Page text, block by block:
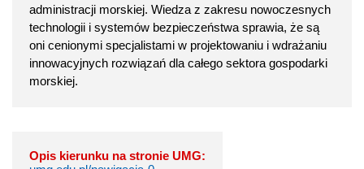
administracji morskiej. Wiedza z zakresu nowoczesnych
technologii i systemów bezpieczeństwa sprawia, że są
oni cenionymi specjalistami w projektowaniu i wdrażaniu
innowacyjnych rozwiązań dla całego sektora gospodarki
morskiej.
Opis kierunku na stronie UMG: